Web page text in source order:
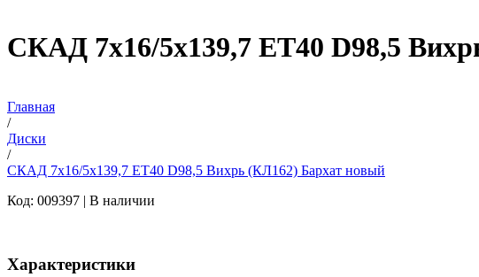
СКАД 7x16/5x139,7 ET40 D98,5
Главная
/
Диски
/
СКАД 7x16/5x139,7 ET40 D98,5 Вихрь (КЛ162) Бархат новый
Код: 009397 | В наличии
Характеристики